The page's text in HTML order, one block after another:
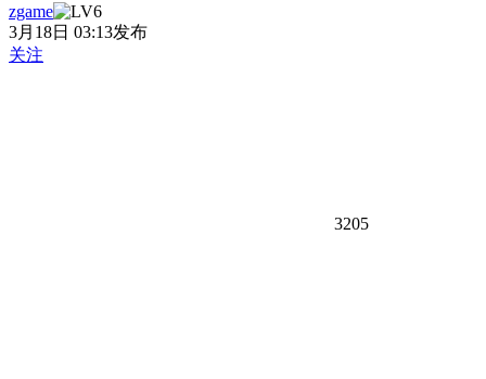
zgame
3月18日 03:13发布
关注
3205